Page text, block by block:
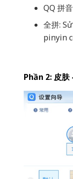
QQ 拼
全拼:
pinyin
Phần 2: 皮